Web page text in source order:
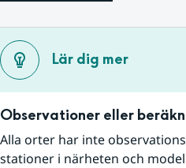
Lär dig mer
Observationer eller
Alla orter har inte
stationer i närheten och